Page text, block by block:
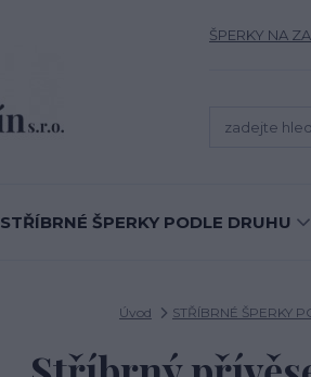
ŠPERKY NA
STŘÍBRNÉ ŠPERKY PODLE DRUHU
Úvod STŘÍBRNÉ ŠPERKY